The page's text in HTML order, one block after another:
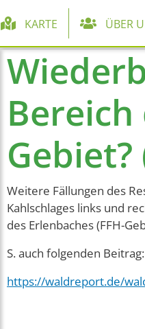
KARTE ÜBER
Gebiet?
Weitere Fällungen des
Kahlschlages links und
des Erlenbaches (FFH-
S. auch folgenden Beitrag:
https://waldreport.de/